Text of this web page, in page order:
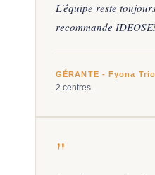
L'équipe reste
recommande
GÉRANTE - Fyona
2 centres
"